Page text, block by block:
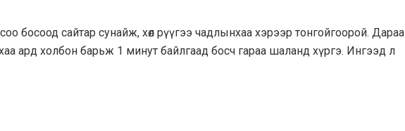
босоод сайтар сунайж, хөл рүүгээ чадлынхаа хэрээр тонгойгоорой. Дараа
ард холбон барьж 1 минут байлгаад босч гараа шаланд хүргэ. Ингээд л